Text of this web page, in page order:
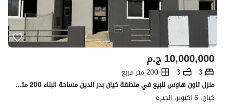
ج.م10,000,000
3
3
200 متر مربع
منزل تاون هاوس للبيع في منطقة كيان بدر الدين مساحة البناء 200 متر مربع مساحة الأرض 150 متر مربع موقع مميز بإطلالة خلابة نصف تشطيب جاهز للتسليم
كيان، 6 اكتوبر، الجيزة